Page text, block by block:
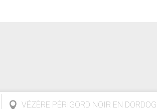
VÉZÈRE PÉRIGORD NOIR EN